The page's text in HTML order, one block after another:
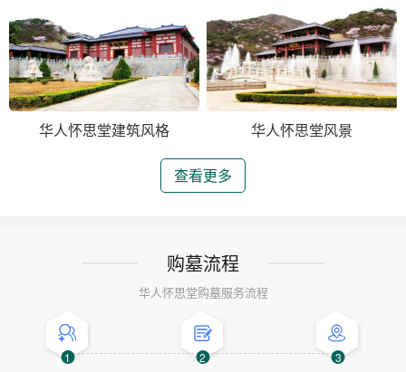
华人怀思堂建筑风格 华人怀思堂风景
查看更多
购墓流程
华人怀思堂购墓服务流程
1 2 3